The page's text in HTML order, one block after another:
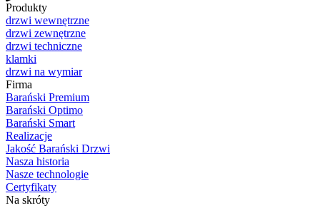
Produkty
drzwi wewnętrzne
drzwi zewnętrzne
drzwi techniczne
klamki
drzwi na wymiar
Firma
Barański Premium
Barański Optimo
Barański Smart
Realizacje
Jakość Barański Drzwi
Nasza historia
Nasze technologie
Certyfikaty
Na skróty